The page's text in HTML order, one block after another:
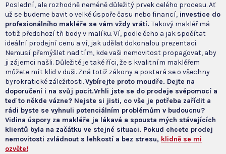
Poslední, ale rozhodně neméně důležitý prvek celého procesu. Ať
už se budeme bavit o velké úspoře času nebo financí, investice do
profesionálního makléře se vám vždy vrátí. Takový makléř má
totiž předchozí tři body v malíku. Ví, podle čeho a jak spočítat
ideální prodejní cenu a ví, jak udělat dokonalou prezentaci.
Nemusí přemýšlet nad tím, kde vaši nemovitost propagovat, aby
ji zájemci našli. Důležité je také říci, že s kvalitním makléřem
můžete mít klid v duši. Zná totiž zákony a postará se o všechny
byrokratické záležitosti.Vybírejte proto moudře. Dejte na
doporučení i na svůj pocit.Vrhli jste se do prodeje svépomocí a
teď to někde vázne? Nejste si jisti, co vše je potřeba zařídit a
rádi byste se vyhnuli potenciálním problémům v budoucnu?
Vidina úspory za makléře je lákavá a spousta mých stávajících
klientů byla na začátku ve stejné situaci. Pokud chcete prodej
nemovitosti zvládnout s lehkostí a bez stresu, klidně se mi
ozvěte!